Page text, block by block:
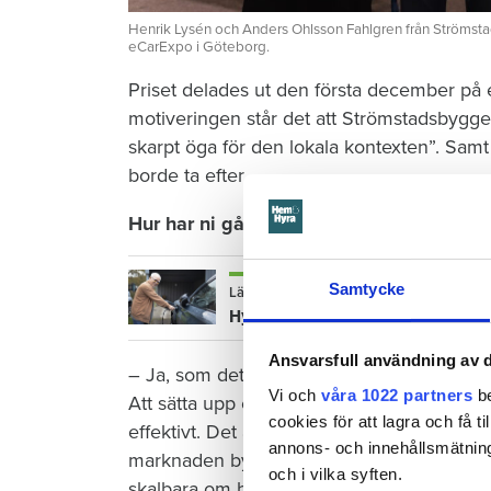
Samtycke
Ansvarsfull användning av
Vi och våra 1022 partners
cookies för att lagra och få
annons- och
och i vilka syften.
Henrik Lysén och Anders Ohlsson Fahlgren från
eCarExpo i Göteborg.
Priset delades ut den första december
motiveringen står det att
skarpt öga för den lokala kontexten”.
borde ta efter.
Hur har ni gått till väga?
Läs också
Hyresvärden vill ta bort gratis el
– Ja, som det står i motiveringen så har
Att sätta upp en massa laddstolpar är
effektivt. Det är utmaningen. Vi har
marknaden byggt upp med att skapa